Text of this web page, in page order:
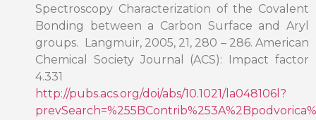
Spectroscopy Characterization of the Covalent
Bonding between a Carbon Surface and Aryl
groups. Langmuir, 2005, 21, 280 – 286. American
Chemical Society Journal (ACS): Impact factor
4.331
http://pubs.acs.org/doi/abs/10.1021/la048106l?